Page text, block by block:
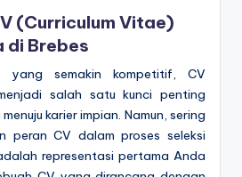
(Curriculum Vitae)
di Brebes
yang semakin kompetitif, CV
salah satu kunci penting
karier impian. Namun, sering
peran CV dalam proses seleksi
representasi pertama Anda